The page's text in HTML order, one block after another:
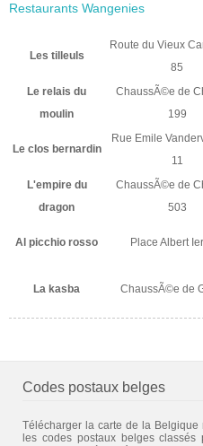
Restaurants Wangenies
Les tilleuls
Route du Vieux
85
Le relais du
moulin
ChaussÃ©e de
199
Le clos bernardin
Rue Emile
11
L'empire du
dragon
ChaussÃ©e de
503
Al picchio rosso Place Albert
La kasba ChaussÃ©e de
Codes postaux belges
Télécharger la carte de la Belgique
les codes postaux belges classés